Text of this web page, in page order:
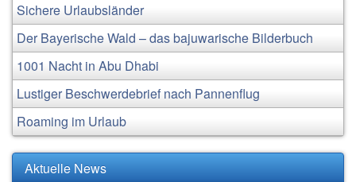
Sichere Urlaubsländer
Der Bayerische Wald – das bajuwarische Bilderbuch
1001 Nacht in Abu Dhabi
Lustiger Beschwerdebrief nach Pannenflug
Roaming im Urlaub
Aktuelle News